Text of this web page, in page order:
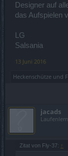
Designer auf
das Aufspielen
LG
Salsania
13 Juni 2016
Heckenschütze und
jacads
Zitat von Fly-37: ↑